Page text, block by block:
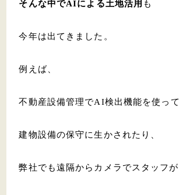
そんな中でAIによる土地活用 も
今年は出てきました。
例えば、
不動産設備管理でAI検出機能を使って
建物設備の保守に生かされたり、
弊社でも遠隔からカメラでスタッフが